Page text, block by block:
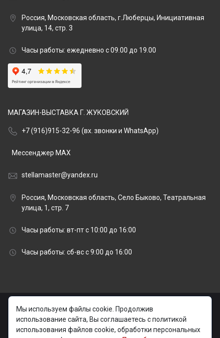
Россия, Московская область, г.Люберцы, Инициативная
улица, 14, стр. 3
Часы работы: ежедневно с 09.00 до 19.00
МАГАЗИН-ВЫСТАВКА Г. ЖУКОВСКИЙ
+7 (916)915-32-96 (вх. звонки и WhatsApp)
Мессенджер MAX
stellamaster@yandex.ru
Россия, Московская область, Село Быково, Театральная
улица, 1, стр. 7
Часы работы: вт-пт с 10:00 до 16:00
Часы работы: сб-вс с 9:00 до 16:00
© 2026 stellamaster.ru | «Стелла Мастер» Гранитная
мастерская |
Изготовление и установка памятников на могилу в
Мы используем файлы cookie. Продолжив
использование сайта, Вы соглашаетесь с политикой
использования файлов cookie, обработки персональных